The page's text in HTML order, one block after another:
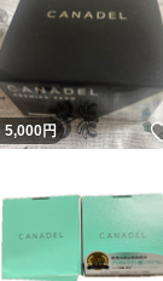
5,000円